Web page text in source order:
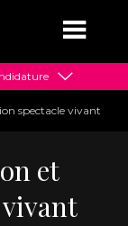
spectacle vivant
et